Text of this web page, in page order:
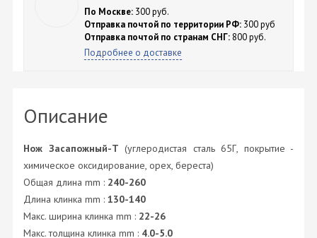
По Москве: 300 руб.
Отправка почтой по территории РФ: 300 руб
Отправка почтой по странам СНГ: 800 руб.
Подробнее о доставке
Описание
Нож Засапожный-Т (углеродистая сталь 65Г, покрытие -
химическое оксидирование, орех, береста)
Общая длина mm : 240-260
Длина клинка mm : 130-140
Макс. ширина клинка mm : 22-26
Макс. толщина клинка mm : 4.0-5.0